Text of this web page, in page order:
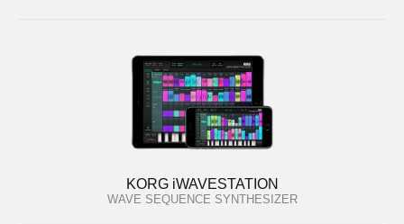
KORG iWAVESTATION
WAVE SEQUENCE SYNTHESIZER